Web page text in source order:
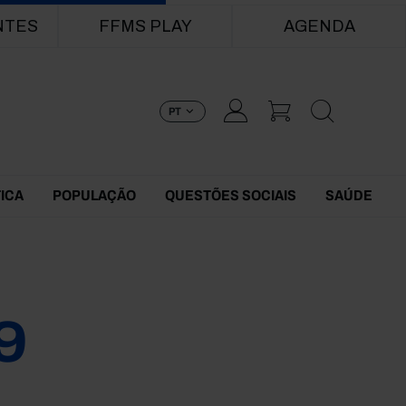
FFMS PLAY AGENDA
PT
POPULAÇÃO QUESTÕES SOCIAIS SAÚDE